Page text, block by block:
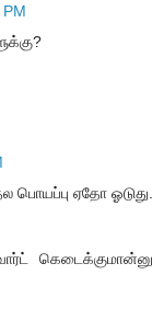
பொயப்பு ஏதோ ஓடுது.
கெடைக்குமான்னு